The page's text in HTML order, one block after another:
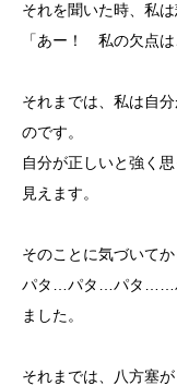
それを聞いた時、私は
「あー！ 私の欠点は
それまでは、私は自
のです。
自分が正しいと強く
見えます。
そのことに気づいてか
パタ…パタ…パタ……
ました。
それまでは、八方塞